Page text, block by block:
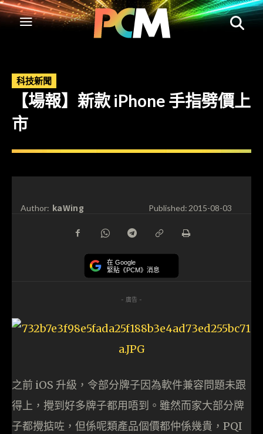
科技新聞
【場報】新款 iPhone 手指劈價上
市
Author: kaWing Published:2015-08-03
在 Google
緊貼《PCM》消息
- 廣告 -
之前 iOS 升級，令部分牌子因為軟件兼容問題未跟
得上，攪到好多牌子都用唔到。雖然而家大部分牌
子都攪掂咗，但係呢類產品個價都仲係幾貴，PQI